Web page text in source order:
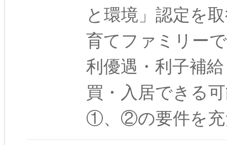
と環境」認定を
育てファミリー
利優遇・利子補
買・入居できる
①、②の要件を充